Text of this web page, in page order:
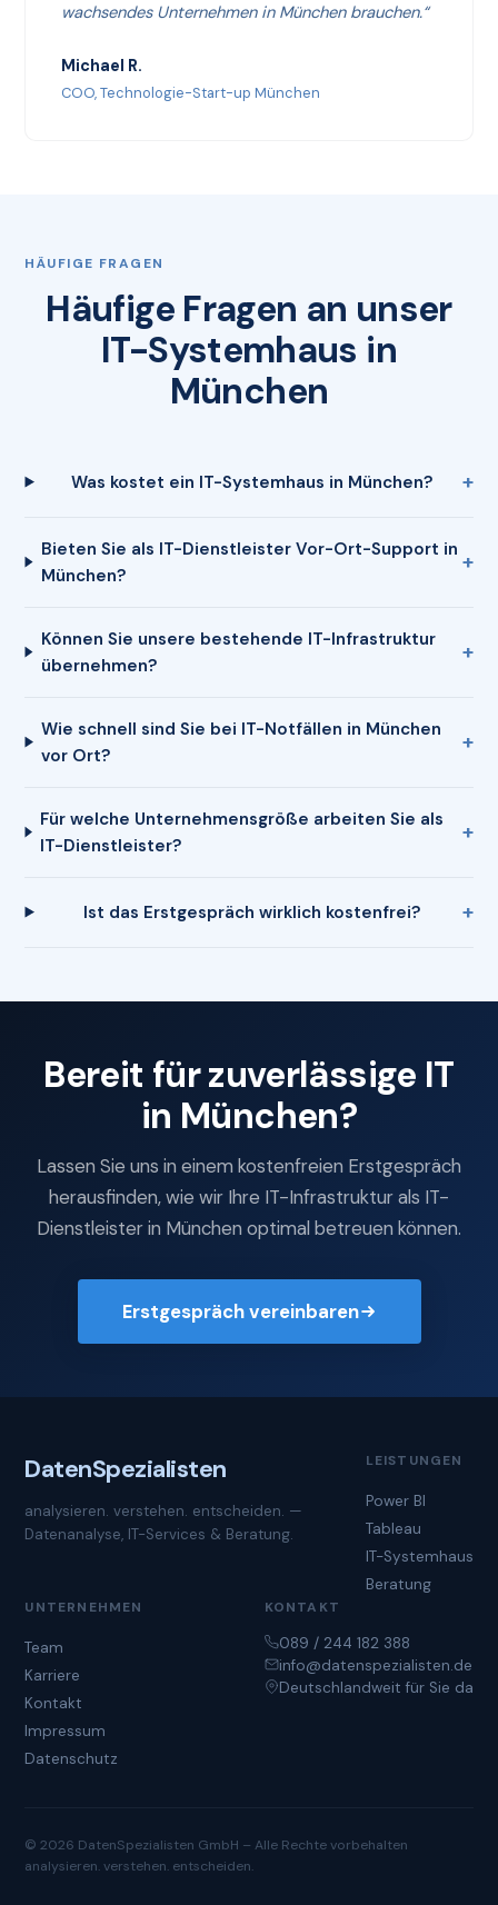
wachsendes Unternehmen in München brauchen.“
Michael R.
COO, Technologie-Start-up München
HÄUFIGE FRAGEN
Häufige Fragen an unser
IT-Systemhaus in
München
Was kostet ein IT-Systemhaus in München?
Bieten Sie als IT-Dienstleister Vor-Ort-Support in
München?
Können Sie unsere bestehende IT-Infrastruktur
übernehmen?
Wie schnell sind Sie bei IT-Notfällen in München
vor Ort?
Für welche Unternehmensgröße arbeiten Sie als
IT-Dienstleister?
Ist das Erstgespräch wirklich kostenfrei?
Bereit für zuverlässige IT
in München?
Lassen Sie uns in einem kostenfreien Erstgespräch
herausfinden, wie wir Ihre IT-Infrastruktur als IT-
Dienstleister in München optimal betreuen können.
Erstgespräch vereinbaren
DatenSpezialisten
analysieren. verstehen. entscheiden. —
Datenanalyse, IT-Services & Beratung.
LEISTUNGEN
Power BI
Tableau
IT-Systemhaus
Beratung
UNTERNEHMEN
Team
Karriere
Kontakt
Impressum
Datenschutz
KONTAKT
089 / 244 182 388
info@datenspezialisten.de
Deutschlandweit für Sie da
© 2026 DatenSpezialisten GmbH – Alle Rechte vorbehalten
analysieren. verstehen. entscheiden.